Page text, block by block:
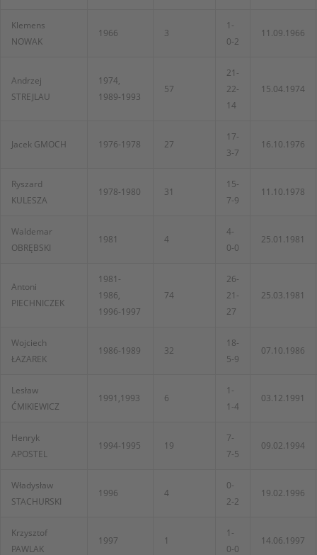
Klemens
NOWAK
1966 3
1-
0-2
11.09.1966
Andrzej
STREJLAU
1974,
1989-1993
57
21-
22-
14
15.04.1974
Jacek GMOCH 1976-1978 27
17-
3-7
16.10.1976
Ryszard
KULESZA
1978-1980 31
15-
7-9
11.10.1978
Waldemar
OBRĘBSKI
1981 4
4-
0-0
25.01.1981
Antoni
PIECHNICZEK
1981-
1986,
1996-1997
74
26-
21-
27
25.03.1981
Wojciech
ŁAZAREK
1986-1989 32
18-
5-9
07.10.1986
Lesław
ĆMIKIEWICZ
1991,1993 6
1-
1-4
03.12.1991
Henryk
APOSTEL
1994-1995 19
7-
7-5
09.02.1994
Władysław
STACHURSKI
1996 4
0-
2-2
19.02.1996
Krzysztof
PAWLAK
1997 1
1-
0-0
14.06.1997